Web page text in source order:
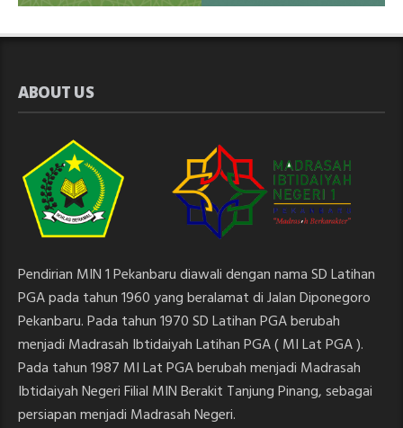
ABOUT US
Pendirian MIN 1 Pekanbaru diawali dengan nama SD Latihan
PGA pada tahun 1960 yang beralamat di Jalan Diponegoro
Pekanbaru. Pada tahun 1970 SD Latihan PGA berubah
menjadi Madrasah Ibtidaiyah Latihan PGA ( MI Lat PGA ).
Pada tahun 1987 MI Lat PGA berubah menjadi Madrasah
Ibtidaiyah Negeri Filial MIN Berakit Tanjung Pinang, sebagai
persiapan menjadi Madrasah Negeri.